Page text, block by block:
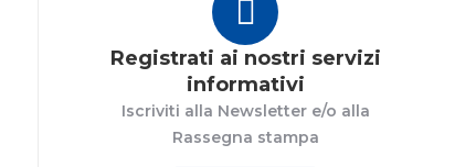
Registrati ai nostri servizi
informativi
Iscriviti alla Newsletter e/o alla
Rassegna stampa